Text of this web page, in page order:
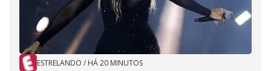
ESTRELANDO / HÁ 20 MINUTOS